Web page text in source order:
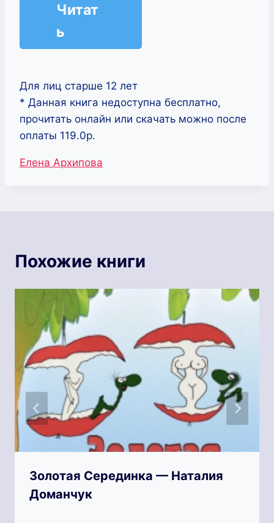
Читат
ь
Для лиц старше 12 лет
* Данная книга недоступна бесплатно,
прочитать онлайн или скачать можно после
оплаты 119.0р.
Метки
Елена Архипова
Похожие книги
Золотая Серединка — Наталия
Доманчук